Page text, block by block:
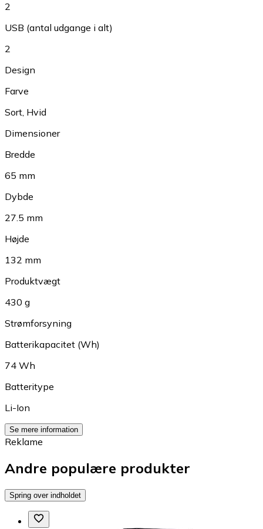
2
USB (antal udgange i alt)
2
Design
Farve
Sort, Hvid
Dimensioner
Bredde
65 mm
Dybde
27.5 mm
Højde
132 mm
Produktvægt
430 g
Strømforsyning
Batterikapacitet (Wh)
74 Wh
Batteritype
Li-Ion
Se mere information
Reklame
Andre populære produkter
Spring over indholdet